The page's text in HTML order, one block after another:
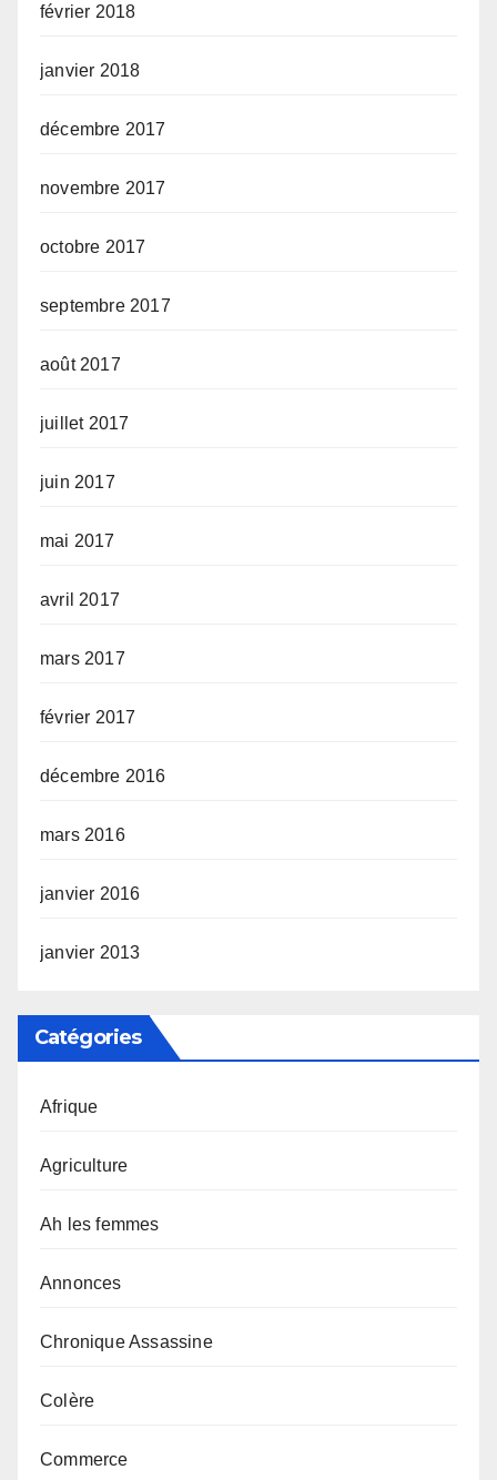
février 2018
janvier 2018
décembre 2017
novembre 2017
octobre 2017
septembre 2017
août 2017
juillet 2017
juin 2017
mai 2017
avril 2017
mars 2017
février 2017
décembre 2016
mars 2016
janvier 2016
janvier 2013
Catégories
Afrique
Agriculture
Ah les femmes
Annonces
Chronique Assassine
Colère
Commerce